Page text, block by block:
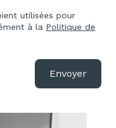
utilisées pour
à la Politique de
Envoyer